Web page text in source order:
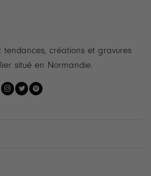
tendances, créations et gravures
situé en Normandie.